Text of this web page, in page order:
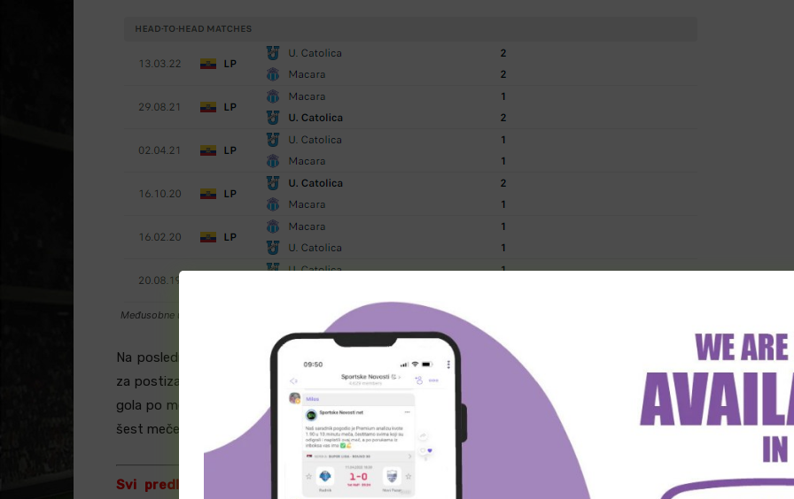
Međusobne utakmice: Macara – U. Catolica (www.flashscore.com)
Na poslednjih šest međusobno odigranih utakmica Macara i Universidad Catolica su bili raspoloženi
za postizanje golova, te smo tokom tog perioda mogli da vidimo ukupno njih 18 ili u proseku tačno 3
gola po meču. Zahvaljujući tome, tip ”GG” (1,75) je bio dobitan svih šest puta, dok smo na četiri od
šest mečeva mogli da naplatimo i tip ”3+”.
Svi predlozi su zasnovani isključivo na statistici i rezultatima sa međusobnih susreta